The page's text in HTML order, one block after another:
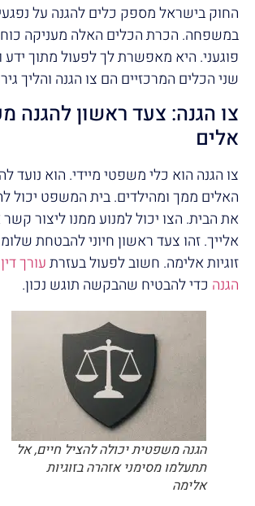
החוק בישראל מספק כלים להגנה על
במשפחה. הכרת הכלים האלה מעניקה כוח
פוגעני. היא מאפשרת לך לפעול מתוך
שני הכלים המרכזיים הם צו הגנה והליך
צו הגנה: צעד ראשון להגנה
אלים
צו הגנה הוא כלי משפטי מיידי. הוא נועד
האלים ממך ומהילדים. בית המשפט יכול
את הבית. הצו יכול למנוע ממנו ליצור
אלייך. זהו צעד ראשון חיוני להבטחת
זוגיות אלימה. חשוב לפעול בעזרתעורך
הגנה כדי להבטיח שהבקשה תוגש נכון.
הגנה משפטית יכולה להציל חיים, אל
תתעלמו מסימני אזהרה בזוגיות
אלימה